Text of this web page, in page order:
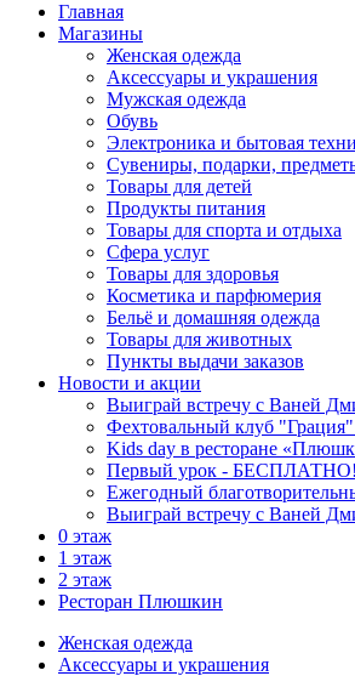
Главная
Магазины
Женская одежда
Аксессуары и украшения
Мужская одежда
Обувь
Электроника и бытовая
Сувениры, подарки,
Товары для детей
Продукты питания
Товары для спорта и отдыха
Сфера услуг
Товары для здоровья
Косметика и парфюмерия
Бельё и домашняя одежда
Товары для животных
Пункты выдачи заказов
Новости и акции
Выиграй встречу с Ваней
Фехтовальный клуб "Грация"
Kids day в ресторане
Первый урок - БЕСПЛАТНО!
Ежегодный
Выиграй встречу с Ваней
0 этаж
1 этаж
2 этаж
Ресторан Плюшкин
Женская одежда
Аксессуары и украшения